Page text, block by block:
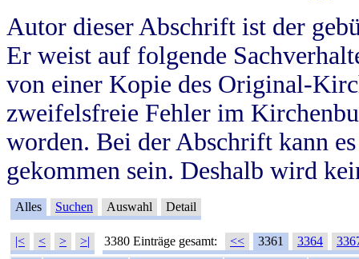
Autor dieser Abschrift ist der
Er weist auf folgende
von einer Kopie des Original-
zweifelsfreie Fehler im
worden. Bei der Abschrift kann
gekommen sein. Deshalb wird
Alles Suchen Auswahl Detail
|< < > >| 3380 Einträge gesamt: << 3361 3364